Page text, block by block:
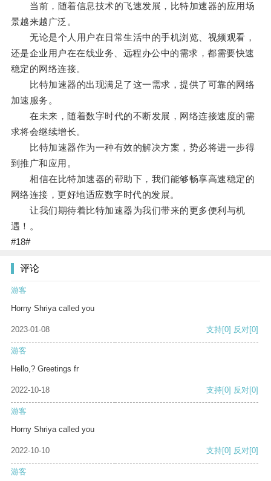
当前，随着信息技术的飞速发展，比特加速器的应用场
景越来越广泛。
无论是个人用户在日常生活中的手机浏览、视频观看，
还是企业用户在在线业务、远程办公中的需求，都需要快速
稳定的网络连接。
比特加速器的出现满足了这一需求，提供了可靠的网络
加速服务。
在未来，随着数字时代的不断发展，网络连接速度的需
求将会继续增长。
比特加速器作为一种有效的解决方案，势必将进一步得
到推广和应用。
相信在比特加速器的帮助下，我们能够畅享高速稳定的
网络连接，更好地适应数字时代的发展。
让我们期待着比特加速器为我们带来的更多便利与机
遇！。
#18#
评论
游客
Horny Shriya called you
2023-01-08 支持[0] 反对[0]
游客
Hello,? Greetings fr
2022-10-18 支持[0] 反对[0]
游客
Horny Shriya called you
2022-10-10 支持[0] 反对[0]
游客